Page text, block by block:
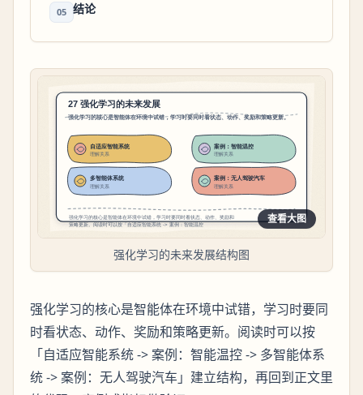
05 结论
查看大图
强化学习的未来发展结构图
强化学习的核心是智能体在环境中试错，学习时要同
时看状态、动作、奖励和策略更新。阅读时可以按
「自适应智能系统 -> 案例：智能温控 -> 多智能体系
统 -> 案例：无人驾驶汽车」建立结构，再回到正文里